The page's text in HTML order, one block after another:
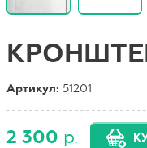
Артикул: 51201
2 300 р.